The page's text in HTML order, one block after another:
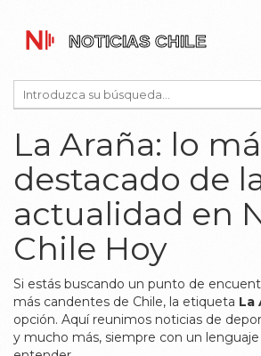
La Araña: lo
destacado de
actualidad en
Chile Hoy
Si estás buscando un punto de
más candentes de Chile, la etiqueta La
opción. Aquí reunimos noticias de
y mucho más, siempre con un